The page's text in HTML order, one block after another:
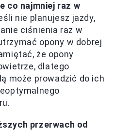
co najmniej raz w
nie planujesz jazdy,
ciśnienia raz w
opony w dobrej
że opony
dlatego
może prowadzić do ich
przerwach od